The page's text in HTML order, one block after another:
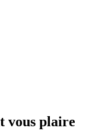
vous plaire